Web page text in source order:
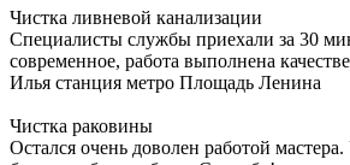
Чистка ливневой канализации
Специалисты службы приехали за 30
современное, работа выполнена
Илья станция метро Площадь Ленина
Чистка раковины
Остался очень доволен работой мастера.